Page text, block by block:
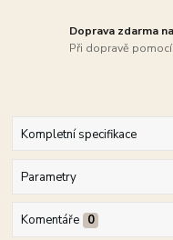
Doprava zdarma
Při dopravě
Kompletní specifikace
Parametry
Komentáře 0